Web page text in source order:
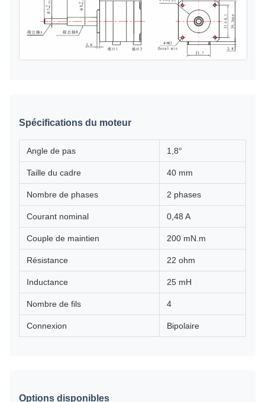
Spécifications du moteur
Angle de pas 1,8°
Taille du cadre 40 mm
Nombre de phases 2 phases
Courant nominal 0,48 A
Couple de maintien 200 mN.m
Résistance 22 ohm
Inductance 25 mH
Nombre de fils 4
Connexion Bipolaire
Options disponibles